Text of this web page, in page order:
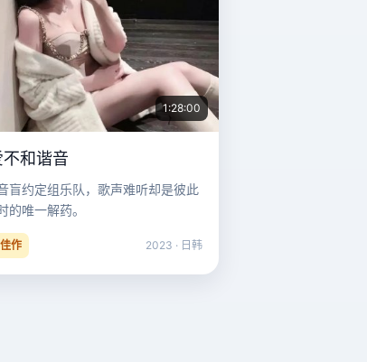
1:28:00
不和谐音
盲约定组乐队，歌声难听却是彼此
的唯一解药。
作 2023 · 日韩